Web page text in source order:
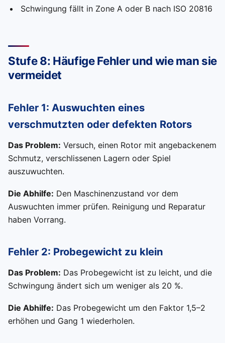
Schwingung fällt in Zone A oder B nach ISO 20816
Stufe 8: Häufige Fehler und wie man sie
vermeidet
Fehler 1: Auswuchten eines
verschmutzten oder defekten Rotors
Das Problem: Versuch, einen Rotor mit angebackenem
Schmutz, verschlissenen Lagern oder Spiel
auszuwuchten.
Die Abhilfe: Den Maschinenzustand vor dem
Auswuchten immer prüfen. Reinigung und Reparatur
haben Vorrang.
Fehler 2: Probegewicht zu klein
Das Problem: Das Probegewicht ist zu leicht, und die
Schwingung ändert sich um weniger als 20 %.
Die Abhilfe: Das Probegewicht um den Faktor 1,5–2
erhöhen und Gang 1 wiederholen.